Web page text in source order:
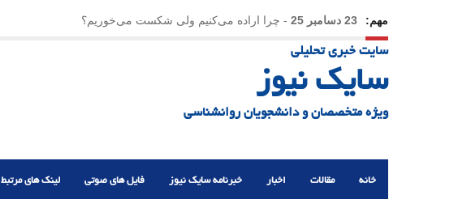
مهم: 23 دسامبر 25 - چرا اراده می‌کنیم ولی شکست می‌خوریم؟
21 دسامبر 25
سایت خبری تحلیلی
سایک نیوز
ویژه متخصصان و دانشجویان روانشناسی
خانه مقالات اخبار خبرنامه سایک نیوز فایل های صوتی لینک های مرتبط